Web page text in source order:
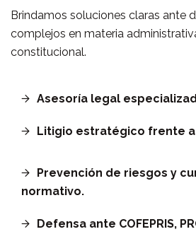
Brindamos soluciones claras ante
complejos en materia
constitucional.
Asesoría legal
Litigio estratégico frente
Prevención de riesgos y
normativo.
Defensa ante COFEPRIS,